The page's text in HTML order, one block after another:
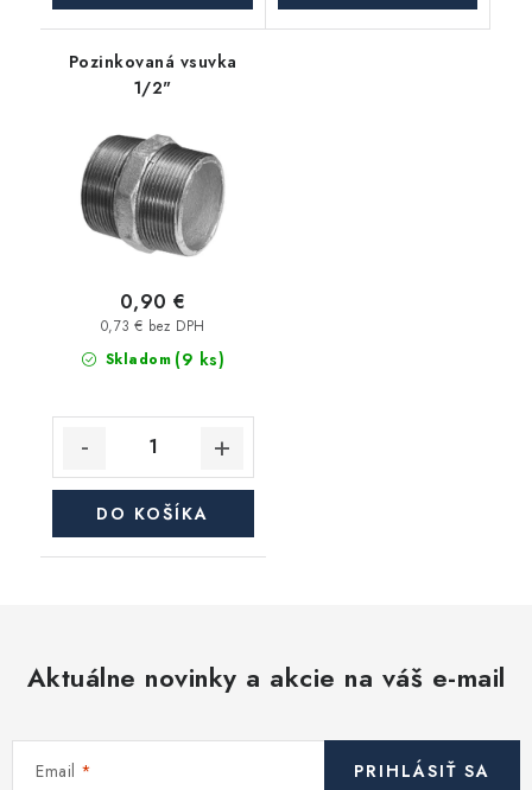
Pozinkovaná vsuvka
1/2"
Skladom (9 ks)
0,73 € bez DPH
0,90 €
DO KOŠÍKA
Aktuálne novinky a akcie na váš e-mail
Email PRIHLÁSIŤ SA